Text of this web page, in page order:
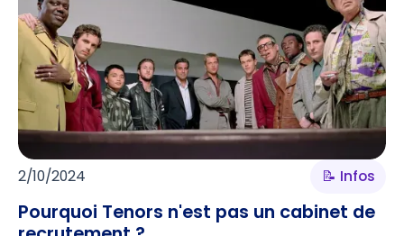
2/10/2024 📝 Infos
Pourquoi Tenors n'est pas un cabinet de